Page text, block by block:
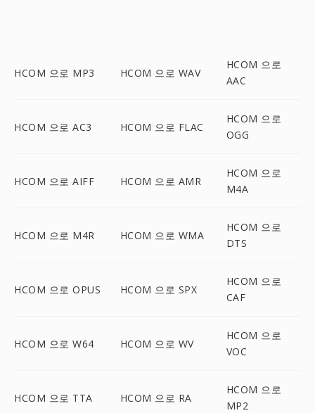
HCOM 으로 MP3 HCOM 으로 WAV
HCOM 으로
AAC
HCOM 으로 AC3 HCOM 으로 FLAC
HCOM 으로
OGG
HCOM 으로 AIFF HCOM 으로 AMR
HCOM 으로
M4A
HCOM 으로 M4R HCOM 으로 WMA
HCOM 으로
DTS
HCOM 으로 OPUS HCOM 으로 SPX
HCOM 으로
CAF
HCOM 으로 W64 HCOM 으로 WV
HCOM 으로
VOC
HCOM 으로 TTA HCOM 으로 RA
HCOM 으로
MP2